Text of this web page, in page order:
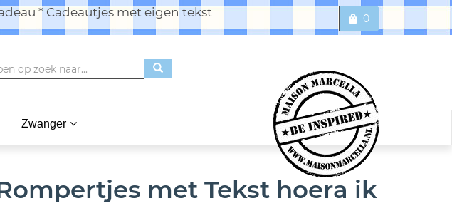
* Cadeautjes met eigen tekst 0
Zwanger
met Tekst hoera ik